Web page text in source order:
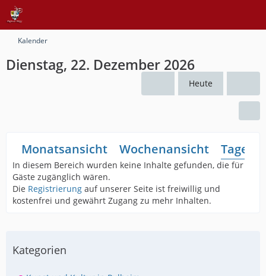
Kalender
Dienstag, 22. Dezember 2026
Heute
Monatsansicht Wochenansicht
In diesem Bereich wurden keine Inhalte gefunden, die für
Gäste zugänglich wären.
Die Registrierung auf unserer Seite ist freiwillig und
kostenfrei und gewährt Zugang zu mehr Inhalten.
Kategorien